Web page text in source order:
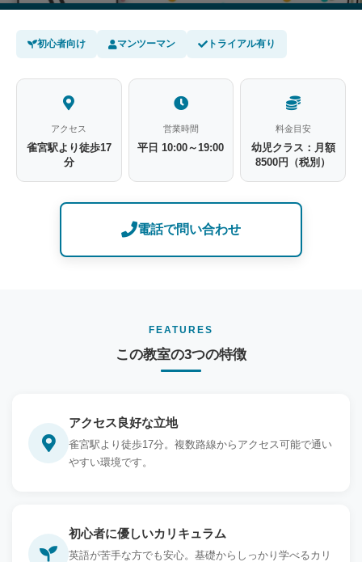
初心者向け マンツーマン トライアル有り
アクセス
雀宮駅より徒歩17
分
営業時間
平日 10:00～19:00
料金目安
幼児クラス：月額
8500円（税別）
電話で問い合わせ
FEATURES
この教室の3つの特徴
アクセス良好な立地
雀宮駅より徒歩17分。複数路線からアクセス可能で通い
やすい環境です。
初心者に優しいカリキュラム
英語が苦手な方でも安心。基礎からしっかり学べるカリ